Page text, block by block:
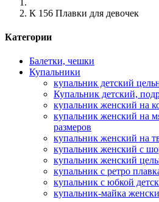
К 156 Плавки для девочек
Категории
Балетки, чешки
Купальники
купальник детский
Купальник детский,
купальник женский на
купальник женский на
размеров
купальник женский на
купальник женский с
купальник женский
купальник с ретро
купальник с юбкой
купальник-майка